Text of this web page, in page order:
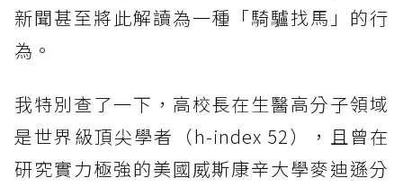
新聞甚至將此解讀為一種「騎驢找馬」的行
為。
我特別查了一下，高校長在生醫高分子領域
是世界級頂尖學者（h-index 52），且曾在
研究實力極強的美國威斯康辛大學麥迪遜分